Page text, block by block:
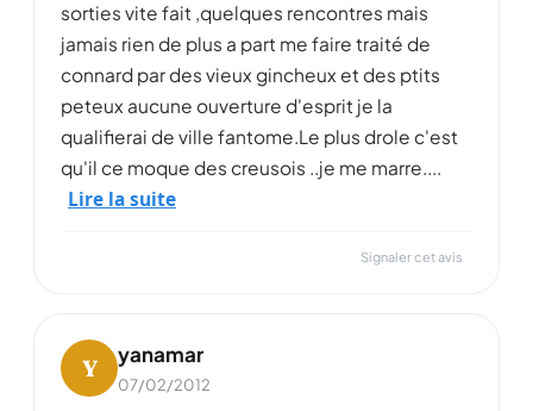
sorties vite fait ,quelques rencontres mais
jamais rien de plus a part me faire traité de
connard par des vieux gincheux et des ptits
peteux aucune ouverture d'esprit je la
qualifierai de ville fantome.Le plus drole c'est
qu'il ce moque des creusois ..je me marre....
Lire la suite
Signaler cet avis
Y yanamar
07/02/2012